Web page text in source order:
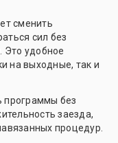
сменить
сил без
Это удобное
на выходные, так и
программы без
заезда,
процедур.